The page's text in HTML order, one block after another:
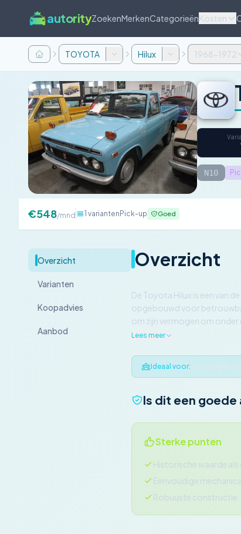
autorityZoekenMerkenCategorieënKosten
TOYOTA Hilux 1968-1972
N10
€548/mnd 1 varianten Pick-up Goed
Overzicht
Varianten
Koopadvies
Aanbod
Overzicht
De Toyota Hilux is een van
opgebouwd voor
om zijn vermogen om
Lees meer
Ideaal voor:
Is dit een goede
Sterke punten
Historische waarde als
Eenvoudige
Robuuste constructie